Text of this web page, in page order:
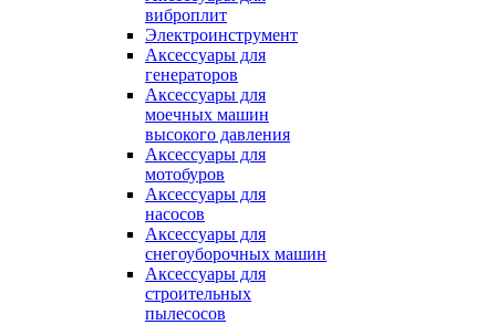
виброплит
Электроинструмент
Аксессуары для
генераторов
Аксессуары для
моечных машин
высокого давления
Аксессуары для
мотобуров
Аксессуары для
насосов
Аксессуары для
снегоуборочных машин
Аксессуары для
строительных
пылесосов